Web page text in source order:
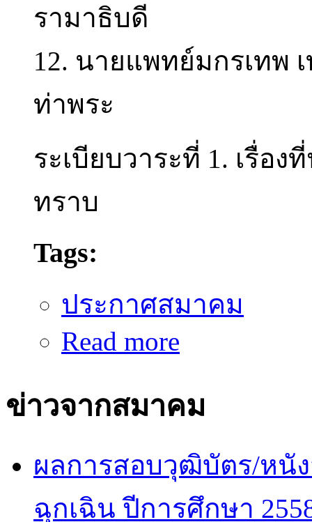
รามาธิบดี
12. นายแพทย์มกรเทพ
ท่าพระ
ระเบียบวาระที่ 1. เรื่อ
ทราบ
Tags:
ประกาศสมาคม
Read more
ข่าวจากสมาคม
ผลการสอบวุฒิบัตร/หนั
ฉุกเฉิน ปีการศึกษา